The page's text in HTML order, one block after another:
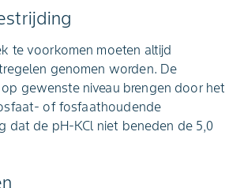
te voorkomen moeten altijd
genomen worden. De
gewenste niveau brengen door het
of fosfaathoudende
dat de pH-KCl niet beneden de 5,0